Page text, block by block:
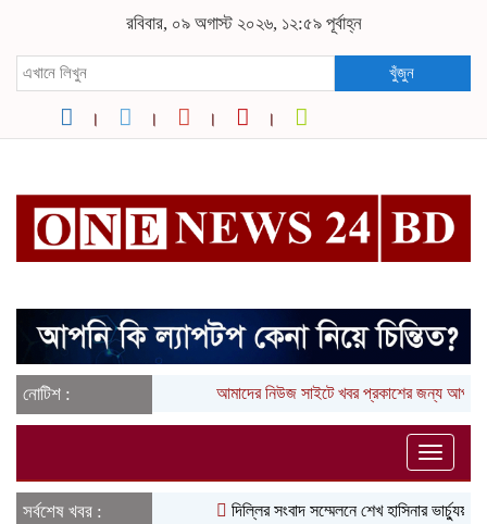
রবিবার, ০৯ অগাস্ট ২০২৬, ১২:৫৯ পূর্বাহ্ন
খুঁজুন
নোটিশ : আমাদের নিউজ সাইটে খবর প্রকাশের জন্য
Toggle
সর্বশেষ খবর :
দিল্লির সংবাদ সম্মেলনে শেখ হাসিনার